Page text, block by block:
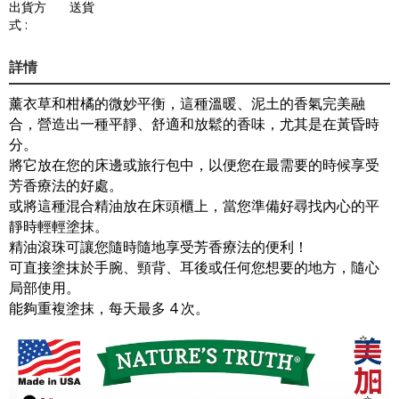
出貨方
式 :
送貨
詳情
薰衣草和柑橘的微妙平衡，這種溫暖、泥土的香氣完美融
合，營造出一種平靜、舒適和放鬆的香味，尤其是在黃昏時
分。
將它放在您的床邊或旅行包中，以便您在最需要的時候享受
芳香療法的好處。
或將這種混合精油放在床頭櫃上，當您準備好尋找內心的平
靜時輕輕塗抹。
精油滾珠可讓您隨時隨地享受芳香療法的便利！
可直接塗抹於手腕、頸背、耳後或任何您想要的地方，隨心
局部使用。
能夠重複塗抹，每天最多 4 次。